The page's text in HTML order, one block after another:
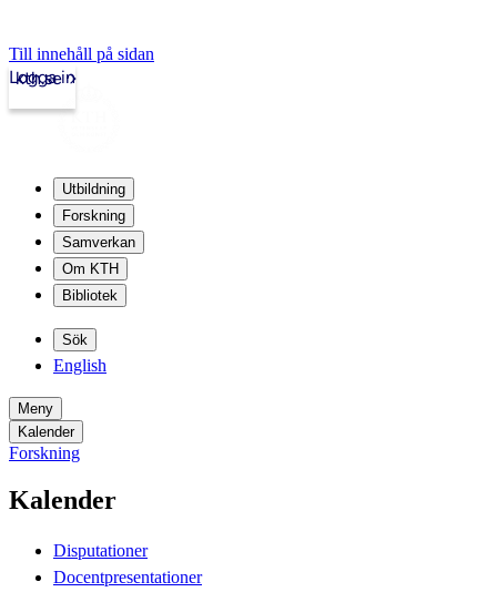
Till innehåll på sidan
kth.se
Logga in
Utbildning
Forskning
Samverkan
Om KTH
Bibliotek
Sök
English
Meny
Kalender
Forskning
Kalender
Disputationer
Docentpresentationer